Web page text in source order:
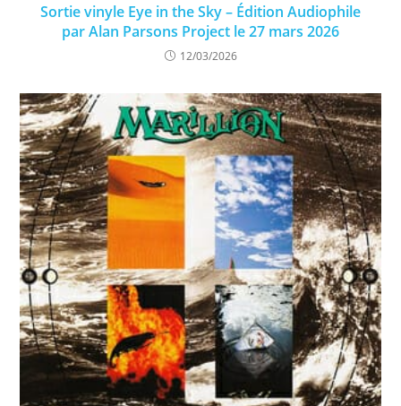
Sortie vinyle Eye in the Sky – Édition Audiophile
par Alan Parsons Project le 27 mars 2026
12/03/2026